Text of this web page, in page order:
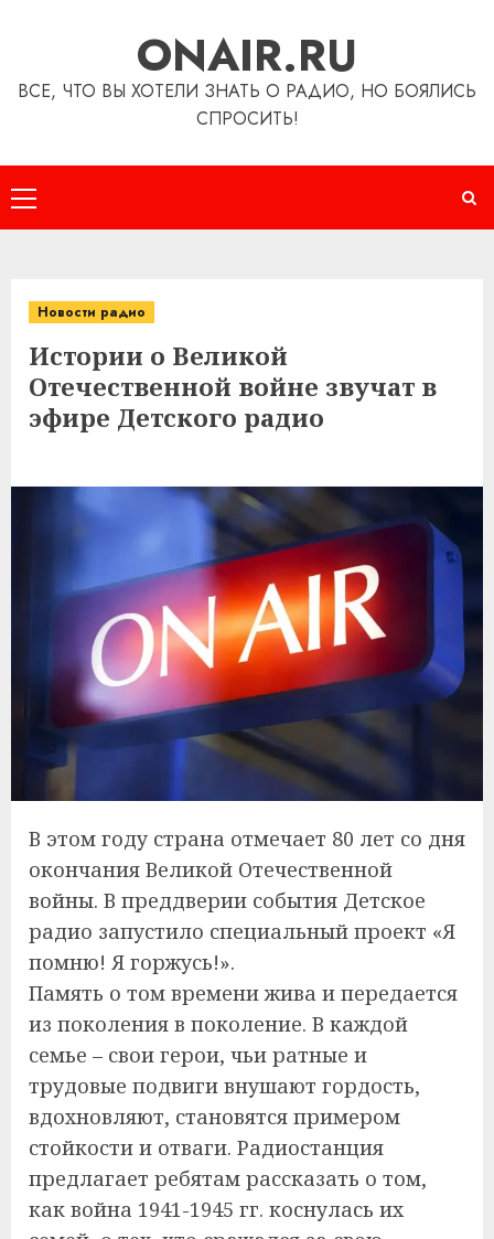
ONAIR.RU
ВСЕ, ЧТО ВЫ ХОТЕЛИ ЗНАТЬ О РАДИО, НО БОЯЛИСЬ
СПРОСИТЬ!
Основное
меню
Новости радио
Истории о Великой
Отечественной войне звучат в
эфире Детского радио
В этом году страна отмечает 80 лет со дня
окончания Великой Отечественной
войны. В преддверии события Детское
радио запустило специальный проект «Я
помню! Я горжусь!».
Память о том времени жива и передается
из поколения в поколение. В каждой
семье – свои герои, чьи ратные и
трудовые подвиги внушают гордость,
вдохновляют, становятся примером
стойкости и отваги. Радиостанция
предлагает ребятам рассказать о том,
как война 1941-1945 гг. коснулась их